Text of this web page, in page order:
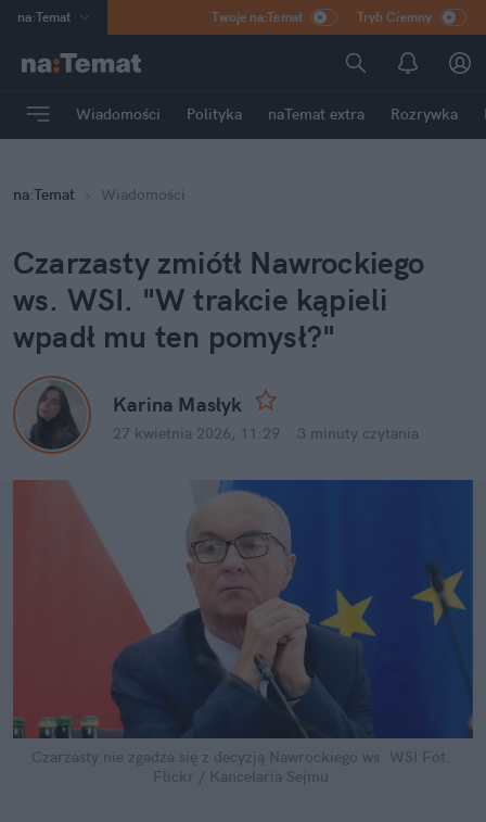
na:Temat
Poland
mama
Rozrywka
Twoje na:Temat Tryb Ciemny
Wiadomości Polityka naTemat extra Rozrywka
na:Temat Wiadomości
Czarzasty zmiótł Nawrockiego
ws. WSI. "W trakcie kąpieli
wpadł mu ten pomysł?"
Karina Masłyk
27 kwietnia 2026, 11:29 3 minuty czytania
Czarzasty nie zgadza się z decyzją Nawrockiego ws. WSI
Fot.
Flickr / Kancelaria Sejmu